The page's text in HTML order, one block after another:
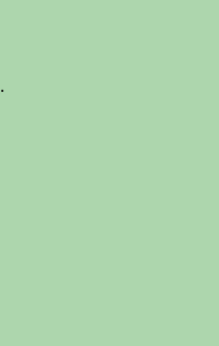
.